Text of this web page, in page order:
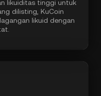
likuiditas tinggi untuk
dilisting, KuCoin
likuid dengan